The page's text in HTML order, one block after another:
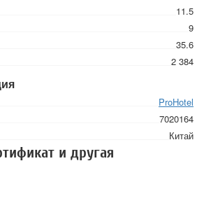
11.5
9
35.6
2 384
ProHotel
7020164
Китай
и другая